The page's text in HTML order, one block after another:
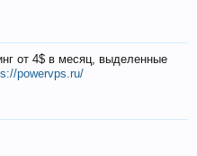
от 4$ в месяц, выделенные
powervps.ru/